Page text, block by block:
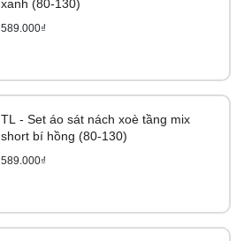
xanh (80-130)
589.000₫
TL - Set áo sát nách xoè tầng mix
short bí hồng (80-130)
589.000₫